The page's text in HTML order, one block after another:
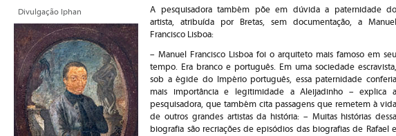
Divulgação Iphan
A pesquisadora também põe em dúvida a paternidade do
artista, atribuída por Bretas, sem documentação, a Manuel
Francisco Lisboa:
– Manuel Francisco Lisboa foi o arquiteto mais famoso em seu
tempo. Era branco e português. Em uma sociedade escravista,
sob a égide do Império português, essa paternidade conferia
mais importância e legitimidade a Aleijadinho – explica a
pesquisadora, que também cita passagens que remetem à vida
de outros grandes artistas da história: – Muitas histórias dessa
biografia são recriações de episódios das biografias de Rafael e